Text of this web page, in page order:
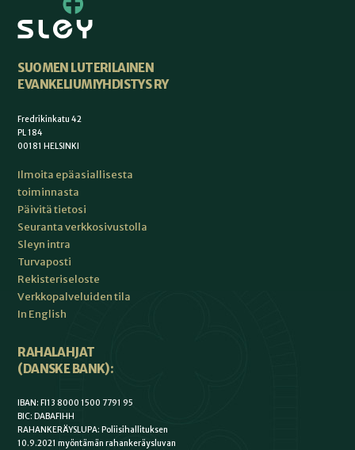
SUOMEN LUTERILAINEN
EVANKELIUMIYHDISTYS RY
Fredrikinkatu 42
PL 184
00181 HELSINKI
Ilmoita epäasiallisesta
toiminnasta
Päivitä tietosi
Seuranta verkkosivustolla
Sleyn intra
Turvaposti
Rekisteriseloste
Verkkopalveluiden tila
In English
RAHALAHJAT
(DANSKE BANK):
IBAN: FI13 8000 1500 7791 95
BIC: DABAFIHH
RAHANKERÄYSLUPA: Poliisihallituksen
10.9.2021 myöntämän rahankeräysluvan